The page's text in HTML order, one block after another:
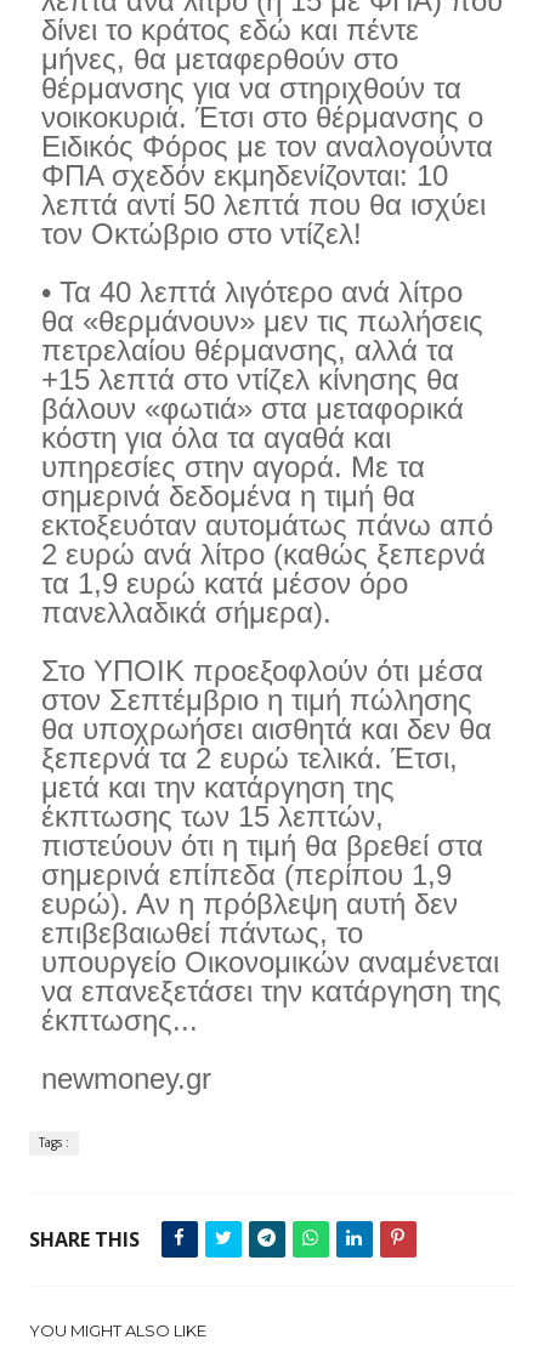
δίνει το κράτος εδώ και πέντε
μήνες, θα μεταφερθούν στο
θέρμανσης για να στηριχθούν τα
νοικοκυριά. Έτσι στο θέρμανσης ο
Ειδικός Φόρος με τον αναλογούντα
ΦΠΑ σχεδόν εκμηδενίζονται: 10
λεπτά αντί 50 λεπτά που θα ισχύει
τον Οκτώβριο στο ντίζελ!
• Τα 40 λεπτά λιγότερο ανά λίτρο
θα «θερμάνουν» μεν τις πωλήσεις
πετρελαίου θέρμανσης, αλλά τα
+15 λεπτά στο ντίζελ κίνησης θα
βάλουν «φωτιά» στα μεταφορικά
κόστη για όλα τα αγαθά και
υπηρεσίες στην αγορά. Με τα
σημερινά δεδομένα η τιμή θα
εκτοξευόταν αυτομάτως πάνω από
2 ευρώ ανά λίτρο (καθώς ξεπερνά
τα 1,9 ευρώ κατά μέσον όρο
πανελλαδικά σήμερα).
Στο ΥΠΟΙΚ προεξοφλούν ότι μέσα
στον Σεπτέμβριο η τιμή πώλησης
θα υποχρωήσει αισθητά και δεν θα
ξεπερνά τα 2 ευρώ τελικά. Έτσι,
μετά και την κατάργηση της
έκπτωσης των 15 λεπτών,
πιστεύουν ότι η τιμή θα βρεθεί στα
σημερινά επίπεδα (περίπου 1,9
ευρώ). Αν η πρόβλεψη αυτή δεν
επιβεβαιωθεί πάντως, το
υπουργείο Οικονομικών αναμένεται
να επανεξετάσει την κατάργηση της
έκπτωσης...
newmoney.gr
Tags :
SHARE THIS
YOU MIGHT ALSO LIKE